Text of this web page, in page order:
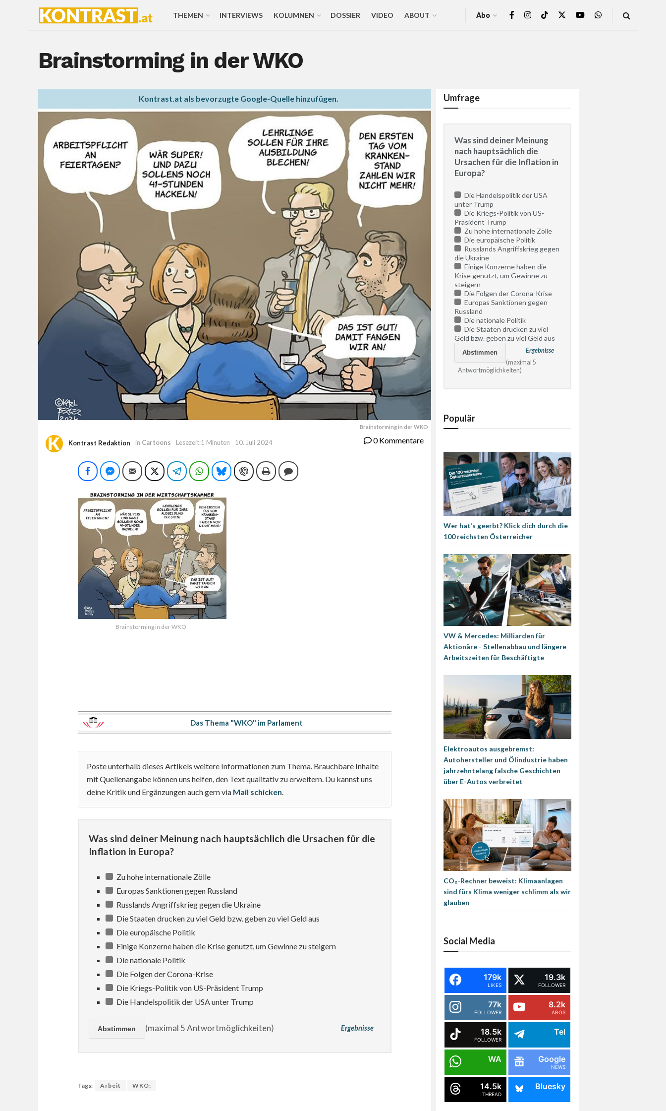
THEMEN INTERVIEWS KOLUMNEN DOSSIER VIDEO ABOUT Abo
Brainstorming in der WKO
Kontrast.at als bevorzugte Google-Quelle hinzufügen.
Brainstorming in der WKO
Kontrast Redaktion in Cartoons Lesezeit:1 Minuten 10. Juli 2024 0 Kommentare
FacebookFacebook Messenger
E-Mail TwitterTelegramWhatsAppBlueskyChatGPTDruckenKommentieren
Brainstorming in der WKÖ
Das Thema "WKO" im Parlament
Poste unterhalb dieses Artikels weitere Informationen zum Thema. Brauchbare Inhalte
mit Quellenangabe können uns helfen, den Text qualitativ zu erweitern. Du kannst uns
deine Kritik und Ergänzungen auch gern via Mail schicken
Was sind deiner Meinung nach hauptsächlich die Ursachen für die
Inflation in Europa?
Zu hohe internationale Zölle
Europas Sanktionen gegen Russland
Russlands Angriffskrieg gegen die Ukraine
Die Staaten drucken zu viel Geld bzw. geben zu viel Geld aus
Die europäische Politik
Einige Konzerne haben die Krise genutzt, um Gewinne zu steigern
Die nationale Politik
Die Folgen der Corona-Krise
Die Kriegs-Politik von US-Präsident Trump
Die Handelspolitik der USA unter Trump
Ergebnisse
(maximal 5 Antwortmöglichkeiten)
Tags: Arbeit WKO;
Umfrage
Was sind deiner Meinung
nach hauptsächlich die
Ursachen für die Inflation in
Europa?
Die Handelspolitik der USA
unter Trump
Die Kriegs-Politik von US-
Präsident Trump
Zu hohe internationale Zölle
Die europäische Politik
Russlands Angriffskrieg gegen
die Ukraine
Einige Konzerne haben die
Krise genutzt, um Gewinne zu
steigern
Die Folgen der Corona-Krise
Europas Sanktionen gegen
Russland
Die nationale Politik
Die Staaten drucken zu viel
Geld bzw. geben zu viel Geld aus
Ergebnisse
(maximal 5
Antwortmöglichkeiten)
Populär
Wer hat’s geerbt? Klick dich durch die
100 reichsten Österreicher
VW & Mercedes: Milliarden für
Aktionäre - Stellenabbau und längere
Arbeitszeiten für Beschäftigte
Elektroautos ausgebremst:
Autohersteller und Ölindustrie haben
jahrzehntelang falsche Geschichten
über E-Autos verbreitet
CO₂-Rechner beweist: Klimaanlagen
sind fürs Klima weniger schlimm als wir
glauben
Social Media
179k
LIKES
19.3k
FOLLOWER
77k
FOLLOWER
8.2k
ABOS
18.5k
FOLLOWER
Tel
WA Google
NEWS
14.5k
THREAD
Bluesky